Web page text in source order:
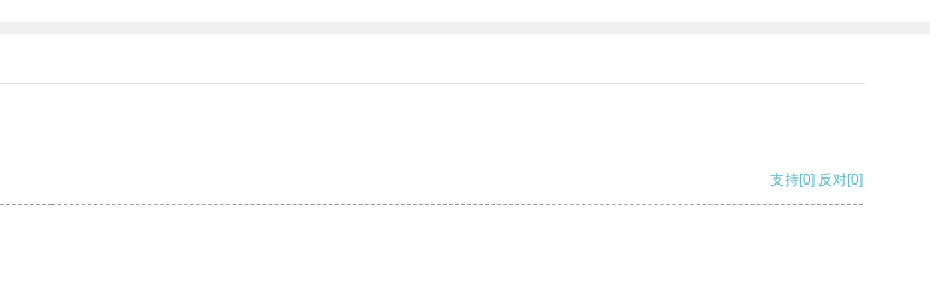
支持[0] 反对[0]